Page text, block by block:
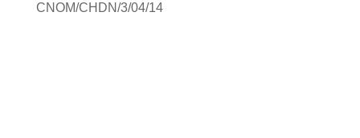
CNOM/CHDN/3/04/14